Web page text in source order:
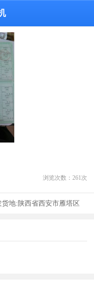
浏览次数： 261 次
货地:陕西省西安市雁塔区